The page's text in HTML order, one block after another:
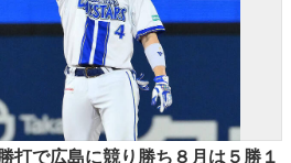
打で広島に競り勝ち８月は５勝１